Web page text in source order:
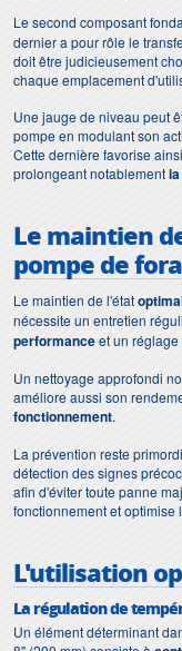
Le second composant
dernier a pour rôle le
doit être judicieusement
chaque emplacement
Une jauge de niveau peut
pompe en modulant son
Cette dernière favorise
prolongeant notablement
Le maintien
pompe de
Le maintien de l'état
nécessite un entretien
performanceet un
Un nettoyage approfondi
améliore aussi son
fonctionnement.
La prévention reste
détection des signes
afin d'éviter toute panne
fonctionnement et optimise
L'utilisation
La régulation de
Un élément déterminant